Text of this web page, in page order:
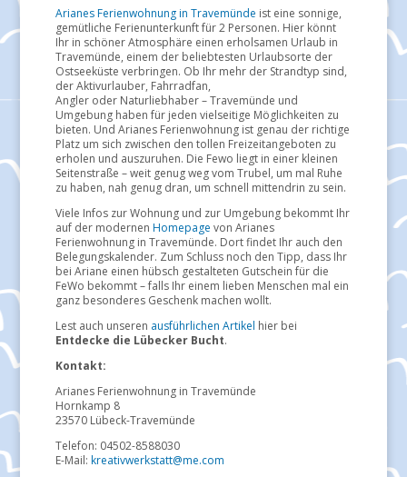
Arianes Ferienwohnung in Travemünde ist eine sonnige,
gemütliche Ferienunterkunft für 2 Personen. Hier könnt
Ihr in schöner Atmosphäre einen erholsamen Urlaub in
Travemünde, einem der beliebtesten Urlaubsorte der
Ostseeküste verbringen. Ob Ihr mehr der Strandtyp sind,
der Aktivurlauber, Fahrradfan,
Angler oder Naturliebhaber – Travemünde und
Umgebung haben für jeden vielseitige Möglichkeiten zu
bieten. Und Arianes Ferienwohnung ist genau der richtige
Platz um sich zwischen den tollen Freizeitangeboten zu
erholen und auszuruhen. Die Fewo liegt in einer kleinen
Seitenstraße – weit genug weg vom Trubel, um mal Ruhe
zu haben, nah genug dran, um schnell mittendrin zu sein.
Viele Infos zur Wohnung und zur Umgebung bekommt Ihr
auf der modernen Homepage von Arianes
Ferienwohnung in Travemünde. Dort findet Ihr auch den
Belegungskalender. Zum Schluss noch den Tipp, dass Ihr
bei Ariane einen hübsch gestalteten Gutschein für die
FeWo bekommt – falls Ihr einem lieben Menschen mal ein
ganz besonderes Geschenk machen wollt.
Lest auch unseren ausführlichen Artikel hier bei
Entdecke die Lübecker Bucht.
Kontakt:
Arianes Ferienwohnung in Travemünde
Hornkamp 8
23570 Lübeck-Travemünde
Telefon: 04502-8588030
E-Mail: kreativwerkstatt@me.com